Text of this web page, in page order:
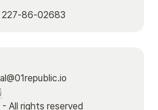
: 227-86-02683
- All rights reserved